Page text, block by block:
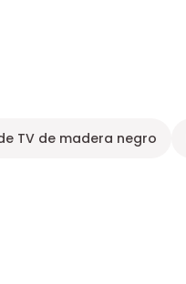
TV de madera negro